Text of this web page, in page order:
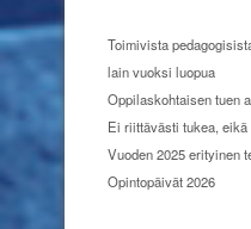
Toimivista
lain vuoksi luopua
Oppilaskohtaisen tuen
Ei riittävästi tukea, eikä
Vuoden 2025 erityinen
Opintopäivät 2026